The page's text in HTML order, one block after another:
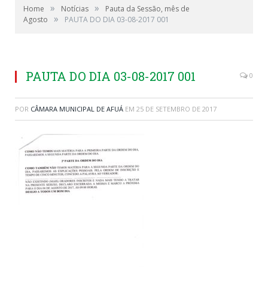
Home » Notícias »
Pauta da Sessão, mês de
Agosto
» PAUTA DO DIA 03-08-2017 001
PAUTA DO DIA 03-08-2017 001 0
POR CÂMARA MUNICIPAL DE AFUÁ EM 25 DE SETEMBRO DE 2017